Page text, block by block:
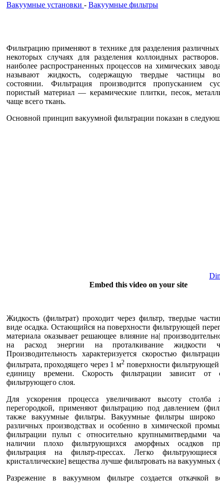
Вакуумные установки - Вакуумные фильтры
Фильтрацию применяют в технике для разделения
некоторых случаях для разделения коллоидных
наиболее распространенных процессов на химических
называют жидкость, содержащую твердые частицы
состоянии. Фильтрация производится пропусканием
пористый материал — керамические плитки, песок,
чаще всего ткань.
Основной принцип вакуумной фильтрации показан в
Embed this video on your site
Жидкость (фильтрат) проходит через фильтр, твердые
виде осадка. Остающийся на поверхности фильтрующей
материала оказывает решающее влияние на|
на расход энергии на проталкивание жидкости
Производительность характеризуется скоростью
фильтрата, проходящего через 1 м2 поверхности
единицу времени. Скорость фильтрации зависит от
фильтрующего слоя.
Для ускорения процесса увеличивают высоту столба
перегородкой, применяют фильтрацию под давлением
также вакуумные фильтры. Вакуумные фильтры широко
различных производствах и особенно в химической
фильтрации пульп с относительно крупнымитвердыми
наличии плохо фильтрующихся аморфных осадков
фильтрация на фильтр-прессах. Легко
кристаллические] вещества лучше фильтровать на вакуумных
Разрежение в вакуумном фильтре создается откачкой